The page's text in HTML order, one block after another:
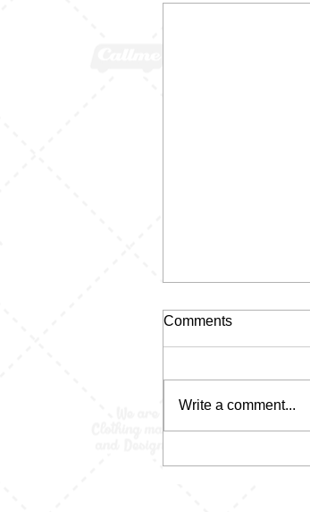
Comments
Write a comment...